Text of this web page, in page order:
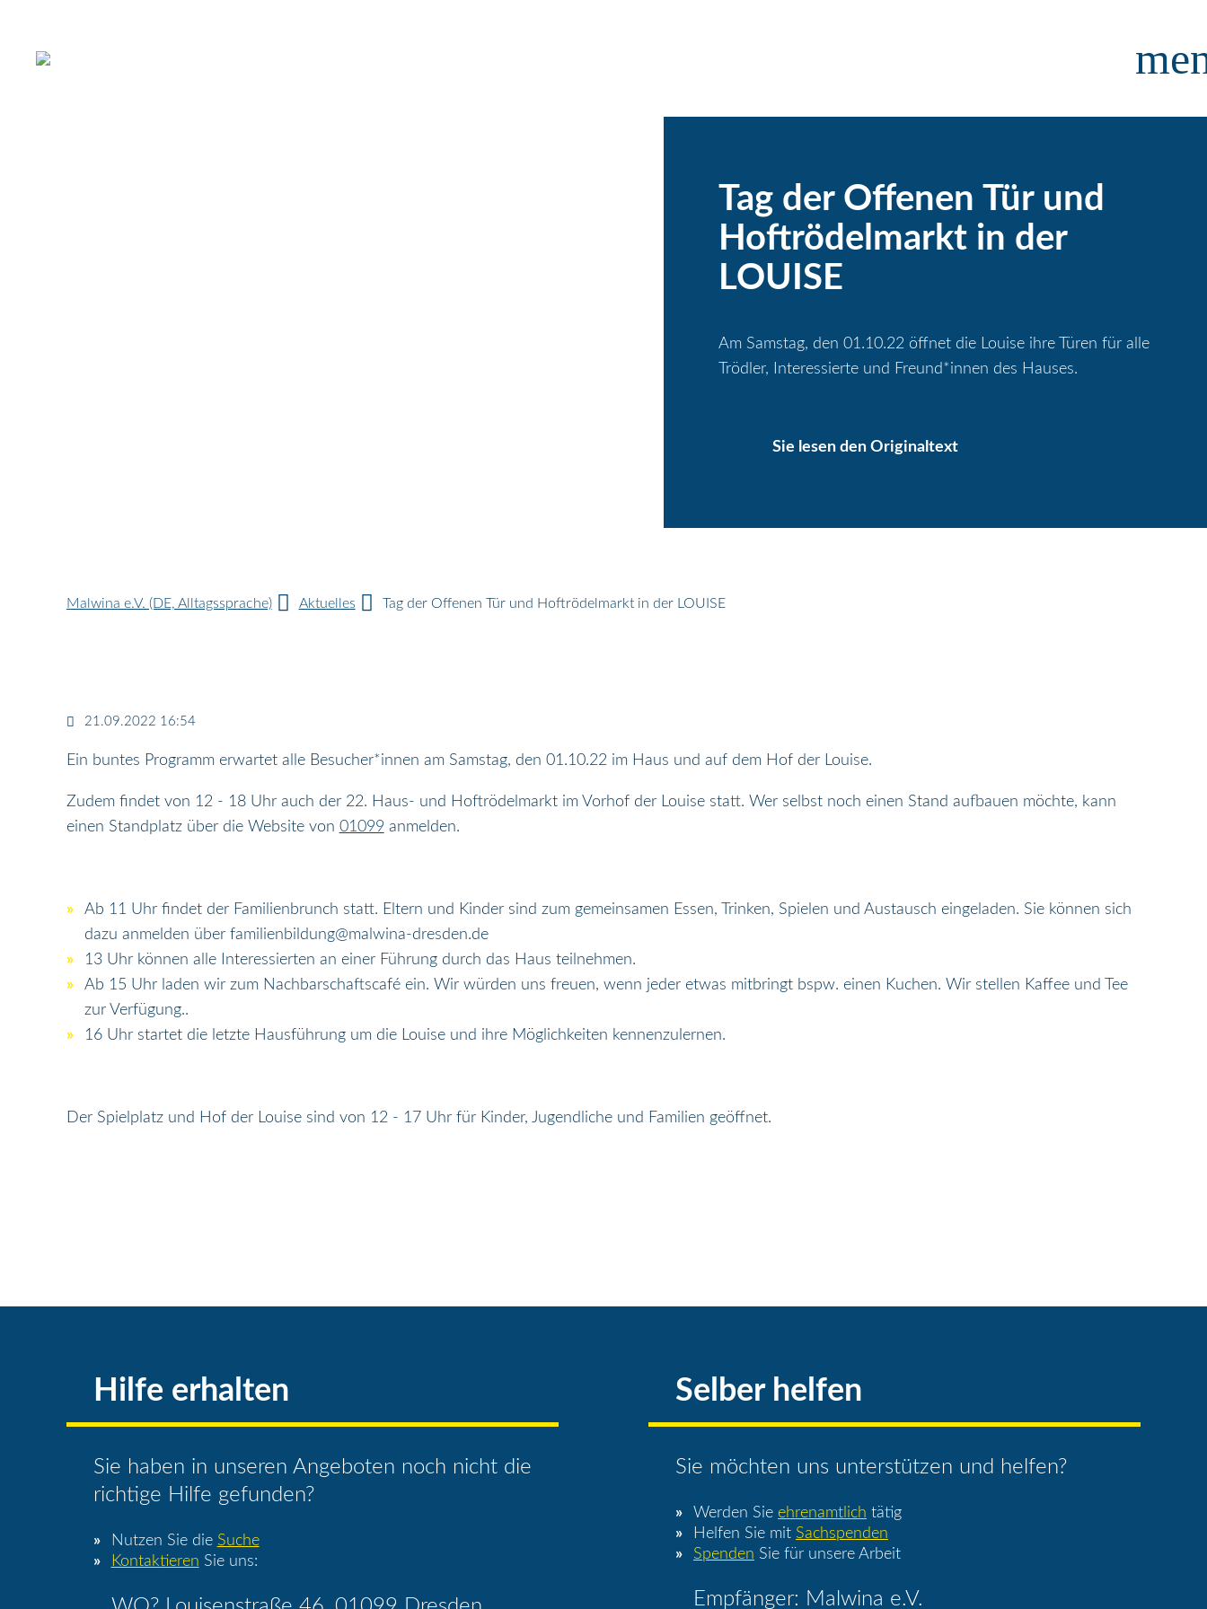
Tag der Offenen Tür und
Hoftrödelmarkt in der
LOUISE
Am Samstag, den 01.10.22 öffnet die Louise ihre Türen für alle
Trödler, Interessierte und Freund*innen des Hauses.
Sie lesen den Originaltext
Malwina e.V. (DE, Alltagssprache) Aktuelles Tag der Offenen Tür und Hoftrödelmarkt in der LOUISE
21.09.2022 16:54
Ein buntes Programm erwartet alle Besucher*innen am Samstag, den 01.10.22 im Haus und auf dem Hof der Louise.
Zudem findet von 12 - 18 Uhr auch der 22. Haus- und Hoftrödelmarkt im Vorhof der Louise statt. Wer selbst noch einen Stand aufbauen möchte, kann
einen Standplatz über die Website von 01099 anmelden.
Ab 11 Uhr findet der Familienbrunch statt. Eltern und Kinder sind zum gemeinsamen Essen, Trinken, Spielen und Austausch eingeladen. Sie können sich
dazu anmelden über familienbildung@malwina-dresden.de
13 Uhr können alle Interessierten an einer Führung durch das Haus teilnehmen.
Ab 15 Uhr laden wir zum Nachbarschaftscafé ein. Wir würden uns freuen, wenn jeder etwas mitbringt bspw. einen Kuchen. Wir stellen Kaffee und Tee
zur Verfügung..
16 Uhr startet die letzte Hausführung um die Louise und ihre Möglichkeiten kennenzulernen.
Der Spielplatz und Hof der Louise sind von 12 - 17 Uhr für Kinder, Jugendliche und Familien geöffnet.
Hilfe erhalten
Sie haben in unseren Angeboten noch nicht die
richtige Hilfe gefunden?
Nutzen Sie die Suche
Kontaktieren Sie uns:
Selber helfen
Sie möchten uns unterstützen und helfen?
Werden Sie ehrenamtlich tätig
Helfen Sie mit Sachspenden
Spenden Sie für unsere Arbeit
Empfänger: Malwina e.V.